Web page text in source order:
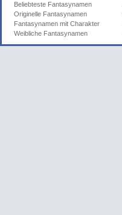
Beliebteste Fantasynamen
Originelle Fantasynamen
Fantasynamen mit Charakter
Weibliche Fantasynamen